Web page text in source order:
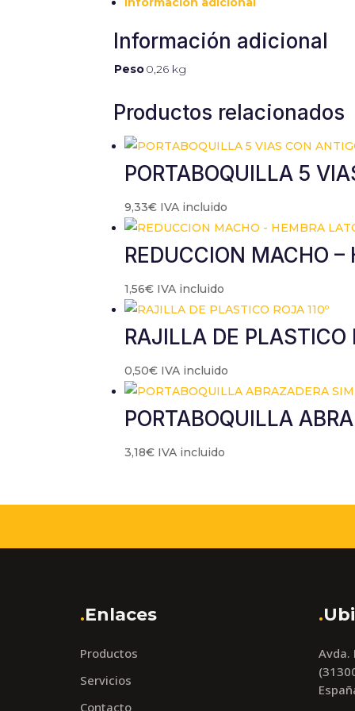
Información adicional
Peso0,26 kg
Productos relacionados
PORTABOQUILLA 5
9,33€ IVA incluido
REDUCCION MACHO –
1,56€ IVA incluido
RAJILLA DE PLASTICO
0,50€ IVA incluido
PORTABOQUILLA
3,18€ IVA incluido
.Enlaces
Productos
Servicios
Contacto
.
Avda.